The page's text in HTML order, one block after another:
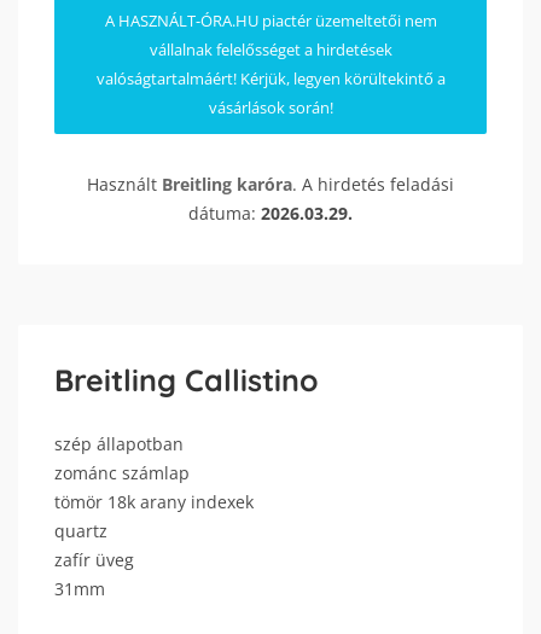
A HASZNÁLT-ÓRA.HU piactér üzemeltetői nem
vállalnak felelősséget a hirdetések
valóságtartalmáért! Kérjük, legyen körültekintő a
vásárlások során!
Használt Breitling karóra. A hirdetés feladási
dátuma: 2026.03.29.
Breitling Callistino
szép állapotban
zománc számlap
tömör 18k arany indexek
quartz
zafír üveg
31mm